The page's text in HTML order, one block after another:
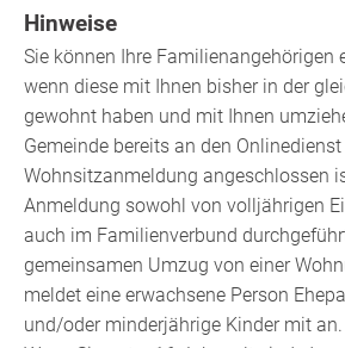
Hinweise
Sie können Ihre Familienangehörigen
wenn diese mit Ihnen bisher in der
gewohnt haben und mit Ihnen
Gemeinde bereits an den
Wohnsitzanmeldung angeschlossen
Anmeldung sowohl von volljährigen
auch im Familienverbund
gemeinsamen Umzug von einer
meldet eine erwachsene Person
und/oder minderjährige Kinder mit an.